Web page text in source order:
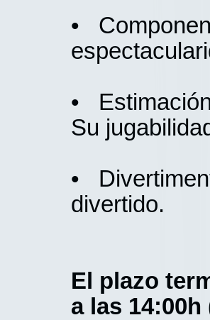
•
•
Su
•
divertido.
El plazo
a las